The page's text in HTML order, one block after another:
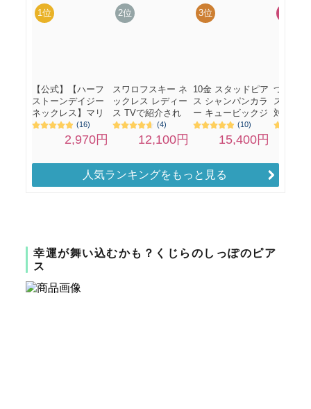
人気ランキングをもっと見る
幸運が舞い込むかも？くじらのしっぽのピア
ス